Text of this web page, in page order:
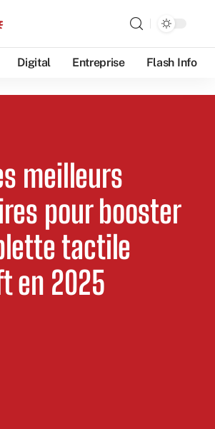
Digital Entreprise Flash Info
meilleurs
pour booster
tactile
en 2025